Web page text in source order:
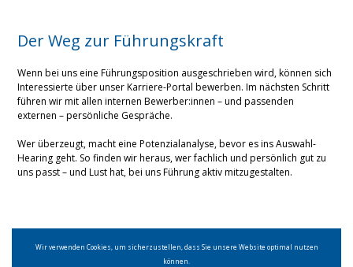
Der Weg zur Führungskraft
Wenn bei uns eine Führungsposition ausgeschrieben wird, können sich
Interessierte über unser Karriere-Portal bewerben. Im nächsten Schritt
führen wir mit allen internen Bewerber:innen – und passenden
externen – persönliche Gespräche.
Wer überzeugt, macht eine Potenzialanalyse, bevor es ins Auswahl-
Hearing geht. So finden wir heraus, wer fachlich und persönlich gut zu
uns passt – und Lust hat, bei uns Führung aktiv mitzugestalten.
Wir verwenden Cookies, um sicherzustellen, dass Sie unsere Website optimal nutzen
können.